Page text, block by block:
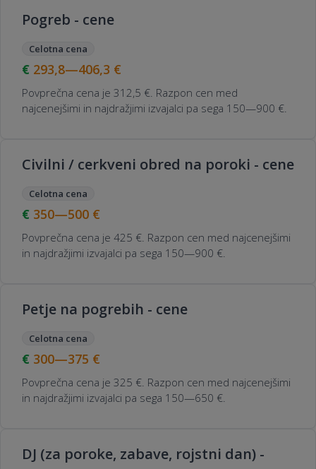
Pogreb - cene
Celotna cena
293,8—406,3 €
Povprečna cena je 312,5 €. Razpon cen med
najcenejšimi in najdražjimi izvajalci pa sega 150—900 €.
Civilni / cerkveni obred na poroki - cene
Celotna cena
350—500 €
Povprečna cena je 425 €. Razpon cen med najcenejšimi
in najdražjimi izvajalci pa sega 150—900 €.
Petje na pogrebih - cene
Celotna cena
300—375 €
Povprečna cena je 325 €. Razpon cen med najcenejšimi
in najdražjimi izvajalci pa sega 150—650 €.
DJ (za poroke, zabave, rojstni dan) -